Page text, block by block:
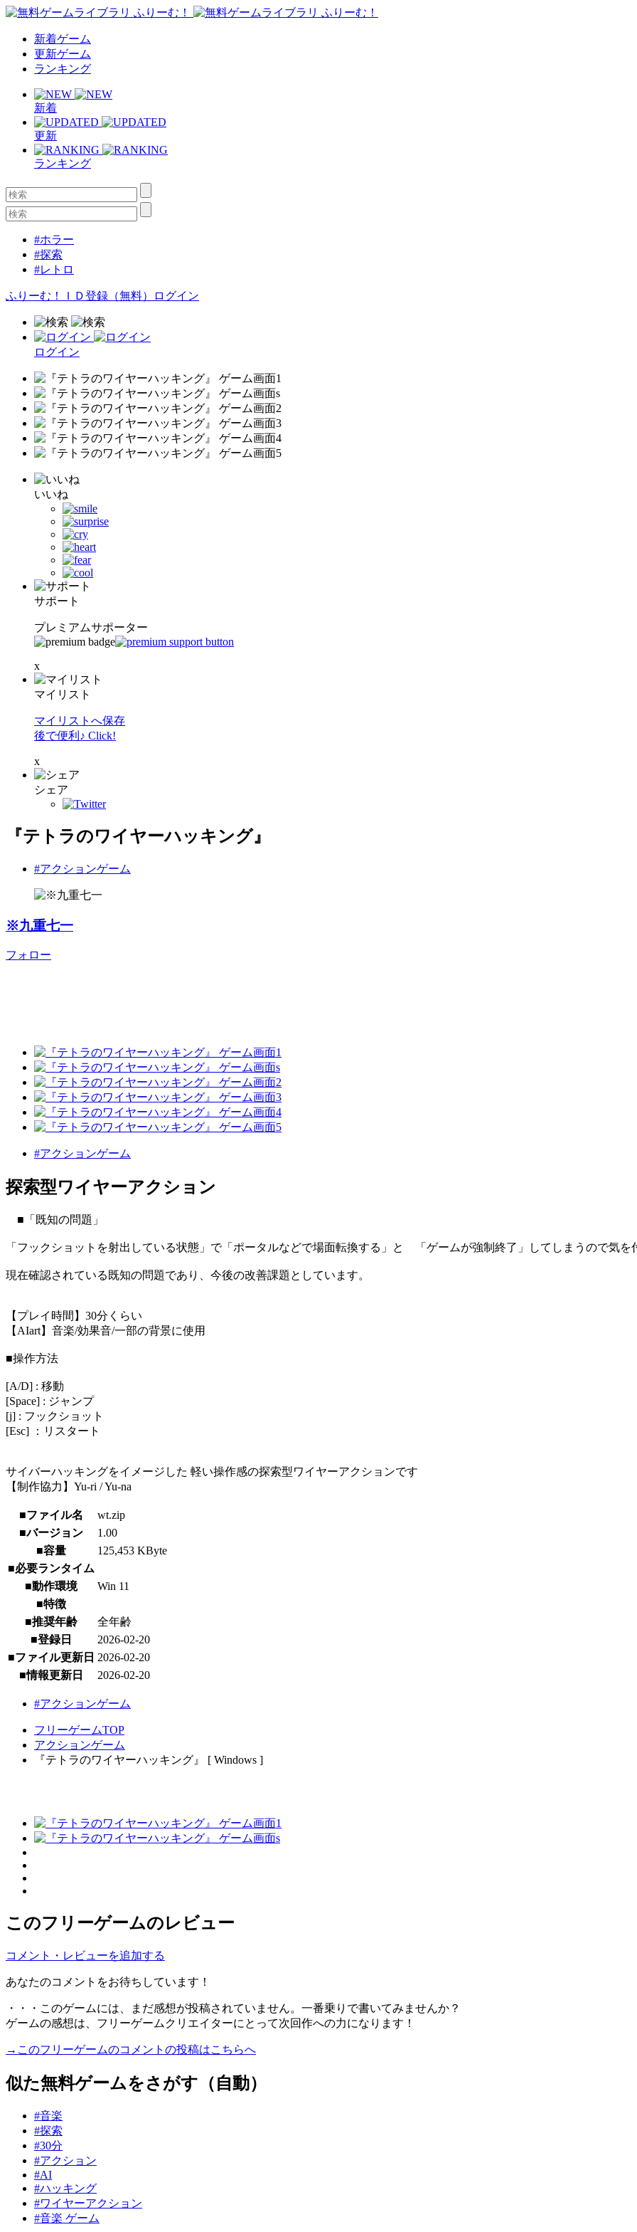
新着ゲーム
更新ゲーム
ランキング
新着
更新
ランキング
#ホラー
#探索
#レトロ
ふりーむ！ＩＤ登録（無料） ログイン
ログイン
いいね
サポート
プレミアムサポーター
x
マイリスト
マイリストへ保存
後で便利♪ Click!
x
シェア
『テトラのワイヤーハッキング』
#アクションゲーム
※九重七一
フォロー
#アクションゲーム
探索型ワイヤーアクション
■「既知の問題」
「フックショットを射出している状態」で「ポータルなどで場面転換する」と 「ゲームが強制終了」してしまうので気を
現在確認されている既知の問題であり、今後の改善課題としています。
【プレイ時間】30分くらい
【AIart】音楽/効果音/一部の背景に使用
■操作方法
[A/D] : 移動
[Space] : ジャンプ
[j] : フックショット
[Esc] ：リスタート
サイバーハッキングをイメージした 軽い操作感の探索型ワイヤーアクションです
【制作協力】Yu-ri / Yu-na
■ファイル名
wt.zip
■バージョン
1.00
■容量
125,453 KByte
■必要ランタイム
■動作環境
Win 11
■特徴
■推奨年齢
全年齢
■登録日
2026-02-20
■ファイル更新日 2026-02-20
■情報更新日
2026-02-20
#アクションゲーム
フリーゲームTOP
アクションゲーム
『テトラのワイヤーハッキング』 [ Windows ]
このフリーゲームのレビュー
コメント・レビューを追加する
あなたのコメントをお待ちしています！
・・・このゲームには、まだ感想が投稿されていません。一番乗りで書いてみませんか？
ゲームの感想は、フリーゲームクリエイターにとって次回作への力になります！
→このフリーゲームのコメントの投稿はこちらへ
似た無料ゲームをさがす（自動）
#音楽
#探索
#30分
#アクション
#AI
#ハッキング
#ワイヤーアクション
#音楽 ゲーム